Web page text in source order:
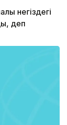
негіздегі
деп